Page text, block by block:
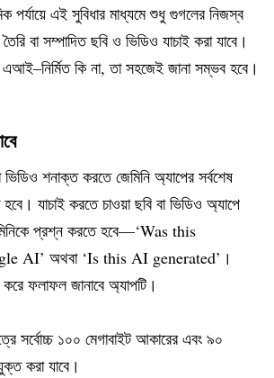
পর্যায়ে এই সুবিধার মাধ্যমে শুধু গুগলের নিজস্ব
বা সম্পাদিত ছবি ও ভিডিও যাচাই করা যাবে।
কি না, তা সহজেই জানা সম্ভব হবে।
শনাক্ত করতে জেমিনি অ্যাপের সর্বশেষ
যাচাই করতে চাওয়া ছবি বা ভিডিও অ্যাপে
প্রশ্ন করতে হবে—‘Was this
AI’ অথবা ‘Is this AI generated’।
ফলাফল জানাবে অ্যাপটি।
সর্বোচ্চ ১০০ মেগাবাইট আকারের এবং ৯০
করা যাবে।